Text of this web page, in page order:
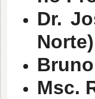
Dr.
Norte)
Msc.